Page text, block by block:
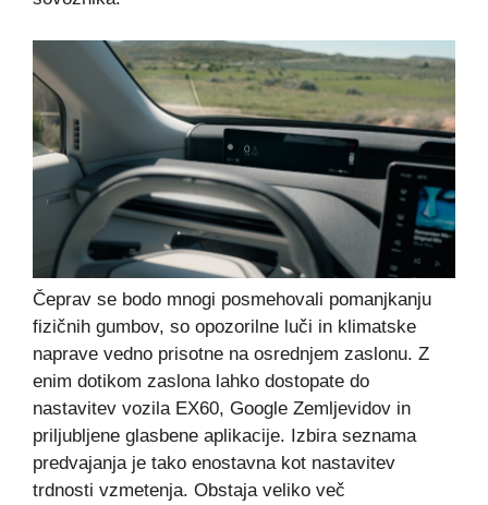
Čeprav se bodo mnogi posmehovali pomanjkanju
fizičnih gumbov, so opozorilne luči in klimatske
naprave vedno prisotne na osrednjem zaslonu. Z
enim dotikom zaslona lahko dostopate do
nastavitev vozila EX60, Google Zemljevidov in
priljubljene glasbene aplikacije. Izbira seznama
predvajanja je tako enostavna kot nastavitev
trdnosti vzmetenja. Obstaja veliko več